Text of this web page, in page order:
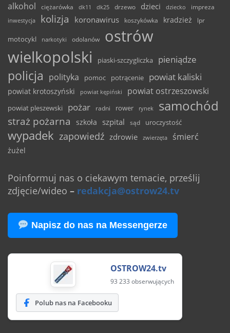
alkohol ciężarówka dk11 dk25 drzewo dzieci dziecko
impreza
inwestycja
kolizja koronawirus koszykówka kradzież lpr
motocykl narkotyki odolanów
ostrów
wielkopolski
piaski-szczygliczka pieniądze
policja polityka pomoc potrącenie powiat kaliski
powiat krotoszyński powiat kępiński powiat ostrzeszowski
powiat pleszewski pożar radni rower rynek samochód
straż pożarna szkoła szpital sąd uroczystość
wypadek zapowiedź zdrowie zwierzęta śmierć
żużel
Poinformuj nas o ciekawym temacie, prześlij
zdjęcie/wideo – redakcja@ostrow24.tv
Napisz do nas na Messengerze
OSTROW24.tv
93 233 obserwujących
Polub nas na Facebooku